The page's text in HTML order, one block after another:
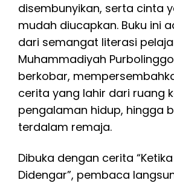
disembunyikan, serta cinta
mudah diucapkan. Buku ini
dari semangat literasi
Muhammadiyah
berkobar,
cerita yang lahir dari ruang
pengalaman hidup, hingga
terdalam remaja.
Dibuka dengan cerita
Didengar”, pembaca